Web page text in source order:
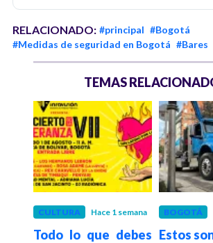
RELACIONADO: #principal #Bogotá
#Medidas de seguridad en Bogotá #Bares
TEMAS
CULTURA Hace 1 semana
Todo lo que debes
BOGOTÁ
Estos